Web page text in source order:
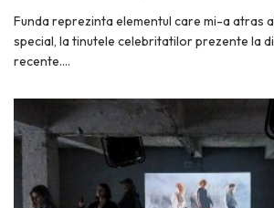
Funda reprezinta elementul care mi-a atras
special, la tinutele celebritatilor prezente la
recente....